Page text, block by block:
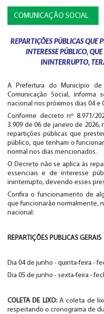
COMUNICAÇÃO SOCIAL
REPARTIÇÕES PÚBLICAS QUE
INTERESSE PÚBLICO,
ININTERRUPTO,
A Prefeitura do Município
Comunicação Social,
nacional nos próximos dias 04 e
Conforme decreto nº 8.971/
3.909 de 06 de janeiro de
repartições públicas que
público, que tenham o
normal nos dias mencionados.
O Decreto não se aplica às
essenciais e de interesse
ininterrupto, devendo esses
Confira o funcionamento de
que funcionarão normalmente,
nacional:
REPARTIÇÕES PUBLICAS GERAIS
Dia 04 de junho - quinta-feira -
Dia 05 de junho - sexta-feira -
COLETA DE LIXO:A coleta de
respeitando o cronograma de